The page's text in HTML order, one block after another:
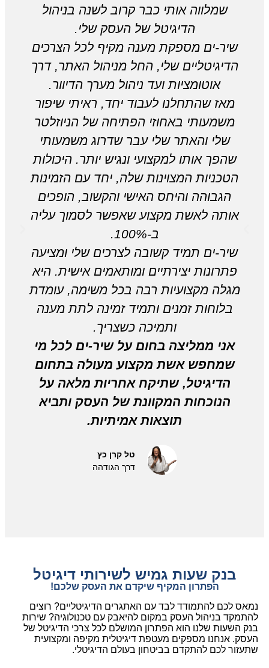
שמלווה אותי כבר קרוב לשנה בניהול
הדיגיטל של העסק שלי.
שיר-ים מספקת מענה מקיף לכל הצרכים
הדיגיטליים שלי, החל מניהול האתר, דרך
אוטומציות ועד ניהול מערך הדיוור.
מאז שהתחלנו לעבוד יחד, ראיתי שיפור
משמעותי באחוזי הפתיחה של הניוזלטר
שלי והאתר שלי עבר שדרוג משמעותי
שהפך אותו למקצועי ונגיש יותר. היכולות
הטכניות המצוינות שלה, יחד עם הזמינות
הגבוהה והיחס האישי והקשוב, הופכים
אותה לאשת מקצוע שאפשר לסמוך עליה
ב-100%.
שיר-ים תמיד קשובה לצרכים שלי ומציעה
פתרונות יצירתיים ומותאמים אישית. היא
מגלה מקצועיות רבה בכל משימה, עומדת
בלוחות זמנים ותמיד זמינה לתת מענה
ותמיכה כשצריך.
אני ממליצה בחום על שיר-ים לכל מי
שמחפש אשת מקצוע מעולה בתחום
הדיגיטל, שתיקח אחריות מלאה על
הנוכחות המקוונת של העסק ותביא
תוצאות אמיתיות.
טל קרן כץ
דרך הגודהה
בנק שעות גמיש לשירותי דיגיטל
הפתרון המקיף שיקדם את העסק שלכם!
נמאס לכם להתמודד לבד עם האתגרים הדיגיטליים? רוצים
להתמקד בניהול העסק במקום להיאבק עם טכנולוגיה? שירות
בנק השעות שלנו הוא הפתרון המושלם לכל צרכי הדיגיטל של
העסק. אנחנו מספקים מעטפת דיגיטלית מקיפה ומקצועית
שתעזור לכם להתקדם בביטחון בעולם הדיגיטלי.